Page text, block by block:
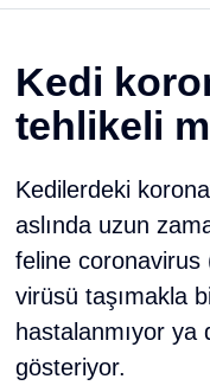
Kedi
tehlikeli
Kedilerdeki
aslında uzun
feline coronavirus
virüsü taşımakla
hastalanmıyor
gösteriyor.